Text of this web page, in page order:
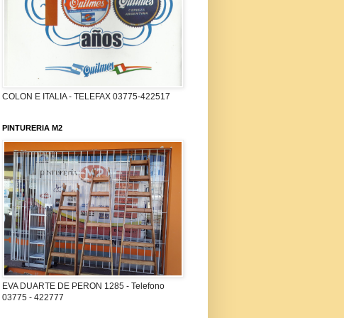
COLON E ITALIA - TELEFAX 03775-422517
PINTURERIA M2
EVA DUARTE DE PERON 1285 - Telefono
03775 - 422777